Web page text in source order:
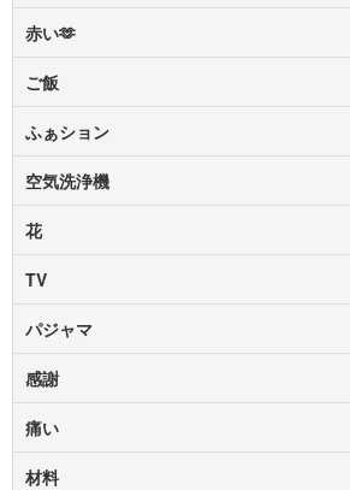
赤い🫶
ご飯
ふぁション
空気洗浄機
花
TV
パジャマ
感謝
痛い
材料